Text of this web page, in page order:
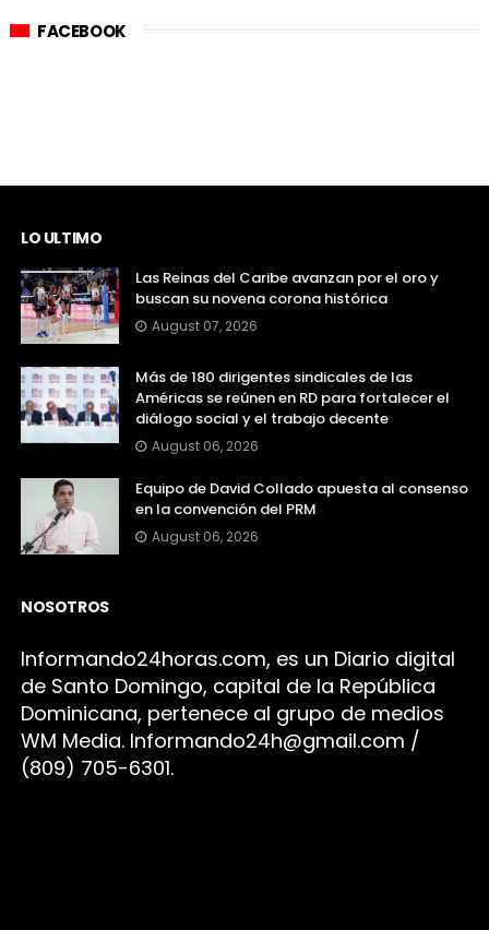
FACEBOOK
LO ULTIMO
Las Reinas del Caribe avanzan por el oro y
buscan su novena corona histórica
August 07, 2026
Más de 180 dirigentes sindicales de las
Américas se reúnen en RD para fortalecer el
diálogo social y el trabajo decente
August 06, 2026
Equipo de David Collado apuesta al consenso
en la convención del PRM
August 06, 2026
NOSOTROS
Informando24horas.com, es un Diario digital
de Santo Domingo, capital de la República
Dominicana, pertenece al grupo de medios
WM Media. Informando24h@gmail.com /
(809) 705-6301.